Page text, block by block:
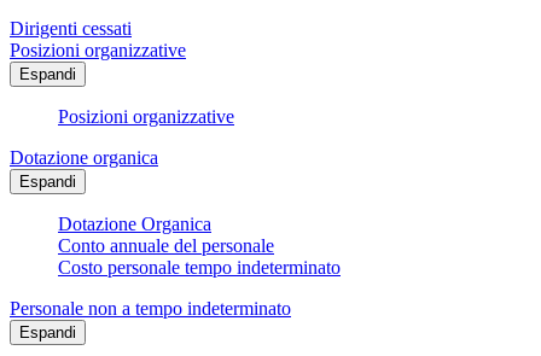
Dirigenti cessati
Posizioni organizzative
Espandi
Posizioni organizzative
Dotazione organica
Espandi
Dotazione Organica
Conto annuale del personale
Costo personale tempo indeterminato
Personale non a tempo indeterminato
Espandi